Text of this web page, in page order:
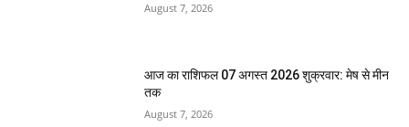
August 7, 2026
आज का राशिफल 07 अगस्त 2026 शुक्रवार: मेष से मीन
तक
August 7, 2026